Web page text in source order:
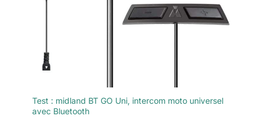
Test : midland BT GO Uni, intercom moto universel
avec Bluetooth